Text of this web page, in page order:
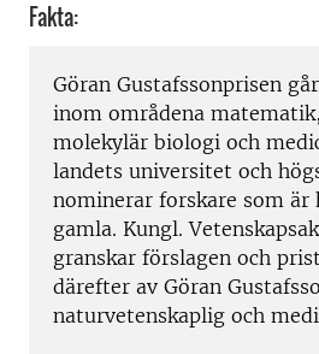
Fakta:
Göran Gustafssonprisen
inom områdena
molekylär biologi och
landets universitet och
nominerar forskare som är
gamla. Kungl.
granskar förslagen och
därefter av Göran
naturvetenskaplig och